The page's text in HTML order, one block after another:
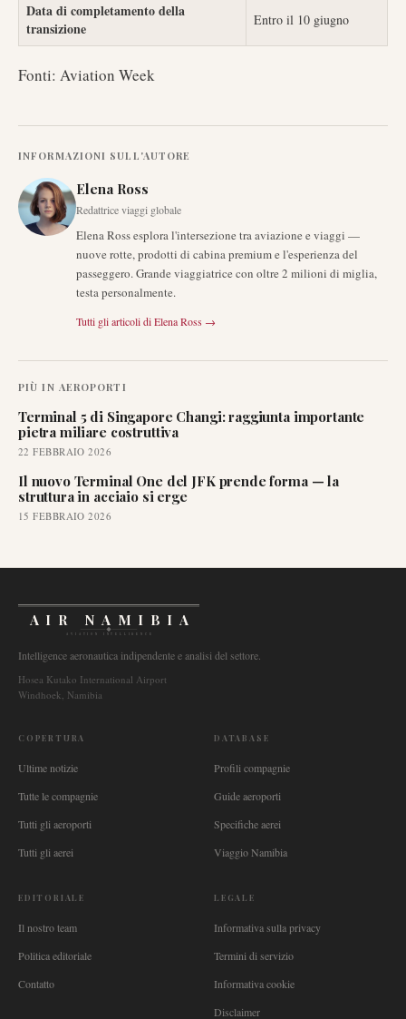
Data di completamento della
transizione
Entro il 10 giugno
Fonti: Aviation Week
INFORMAZIONI SULL'AUTORE
Elena Ross
Redattrice viaggi globale
Elena Ross esplora l'intersezione tra aviazione e viaggi —
nuove rotte, prodotti di cabina premium e l'esperienza del
passeggero. Grande viaggiatrice con oltre 2 milioni di miglia,
testa personalmente.
Tutti gli articoli diElena Ross →
PIÙ IN AEROPORTI
Terminal 5 di Singapore Changi: raggiunta importante
pietra miliare costruttiva
22 FEBBRAIO 2026
Il nuovo Terminal One del JFK prende forma — la
struttura in acciaio si erge
15 FEBBRAIO 2026
AIR NAMIBIA
AVIATION INTELLIGENCE
Intelligence aeronautica indipendente e analisi del settore.
Hosea Kutako International Airport
Windhoek, Namibia
COPERTURA
Ultime notizie
Tutte le compagnie
Tutti gli aeroporti
Tutti gli aerei
DATABASE
Profili compagnie
Guide aeroporti
Specifiche aerei
Viaggio Namibia
EDITORIALE
Il nostro team
Politica editoriale
Contatto
LEGALE
Informativa sulla privacy
Termini di servizio
Informativa cookie
Disclaimer